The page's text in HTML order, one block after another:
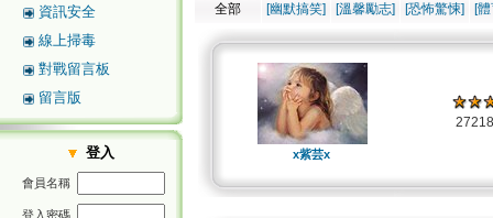
資訊安全
線上掃毒
對戰留言板
留言版
登入
會員名稱
登入密碼
全部 [幽默搞笑] [溫馨勵志] [恐怖驚悚] [
x紫芸x